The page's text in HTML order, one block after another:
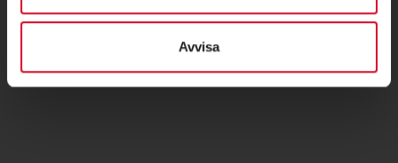
Avvisa
stockholm@neuro.se